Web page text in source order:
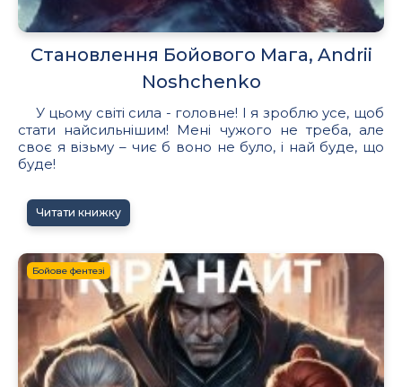
Становлення Бойового Мага, Andrii
Noshchenko
У цьому світі сила - головне! І я зроблю усе, щоб
стати найсильнішим! Мені чужого не треба, але
своє я візьму – чиє б воно не було, і най буде, що
буде!
Читати книжку
Бойове фентезі